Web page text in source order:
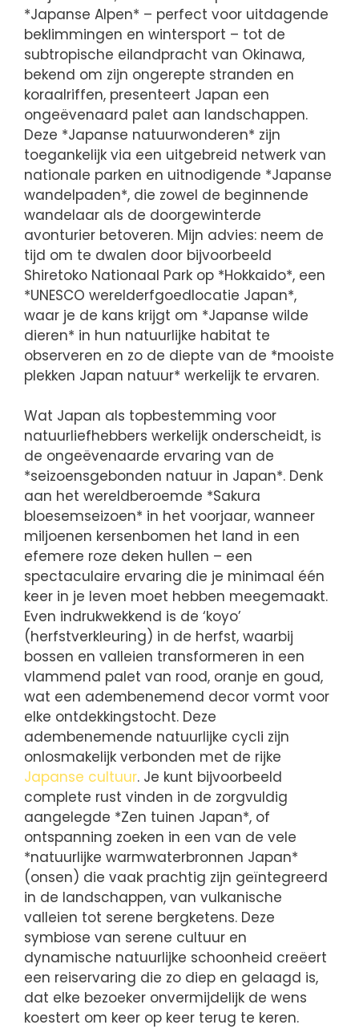
*Japanse Alpen* – perfect voor uitdagende
beklimmingen en wintersport – tot de
subtropische eilandpracht van Okinawa,
bekend om zijn ongerepte stranden en
koraalriffen, presenteert Japan een
ongeëvenaard palet aan landschappen.
Deze *Japanse natuurwonderen* zijn
toegankelijk via een uitgebreid netwerk van
nationale parken en uitnodigende *Japanse
wandelpaden*, die zowel de beginnende
wandelaar als de doorgewinterde
avonturier betoveren. Mijn advies: neem de
tijd om te dwalen door bijvoorbeeld
Shiretoko Nationaal Park op *Hokkaido*, een
*UNESCO werelderfgoedlocatie Japan*,
waar je de kans krijgt om *Japanse wilde
dieren* in hun natuurlijke habitat te
observeren en zo de diepte van de *mooiste
plekken Japan natuur* werkelijk te ervaren.
Wat Japan als topbestemming voor
natuurliefhebbers werkelijk onderscheidt, is
de ongeëvenaarde ervaring van de
*seizoensgebonden natuur in Japan*. Denk
aan het wereldberoemde *Sakura
bloesemseizoen* in het voorjaar, wanneer
miljoenen kersenbomen het land in een
efemere roze deken hullen – een
spectaculaire ervaring die je minimaal één
keer in je leven moet hebben meegemaakt.
Even indrukwekkend is de ‘koyo’
(herfstverkleuring) in de herfst, waarbij
bossen en valleien transformeren in een
vlammend palet van rood, oranje en goud,
wat een adembenemend decor vormt voor
elke ontdekkingstocht. Deze
adembenemende natuurlijke cycli zijn
onlosmakelijk verbonden met de rijke
Japanse cultuur. Je kunt bijvoorbeeld
complete rust vinden in de zorgvuldig
aangelegde *Zen tuinen Japan*, of
ontspanning zoeken in een van de vele
*natuurlijke warmwaterbronnen Japan*
(onsen) die vaak prachtig zijn geïntegreerd
in de landschappen, van vulkanische
valleien tot serene bergketens. Deze
symbiose van serene cultuur en
dynamische natuurlijke schoonheid creëert
een reiservaring die zo diep en gelaagd is,
dat elke bezoeker onvermijdelijk de wens
koestert om keer op keer terug te keren.